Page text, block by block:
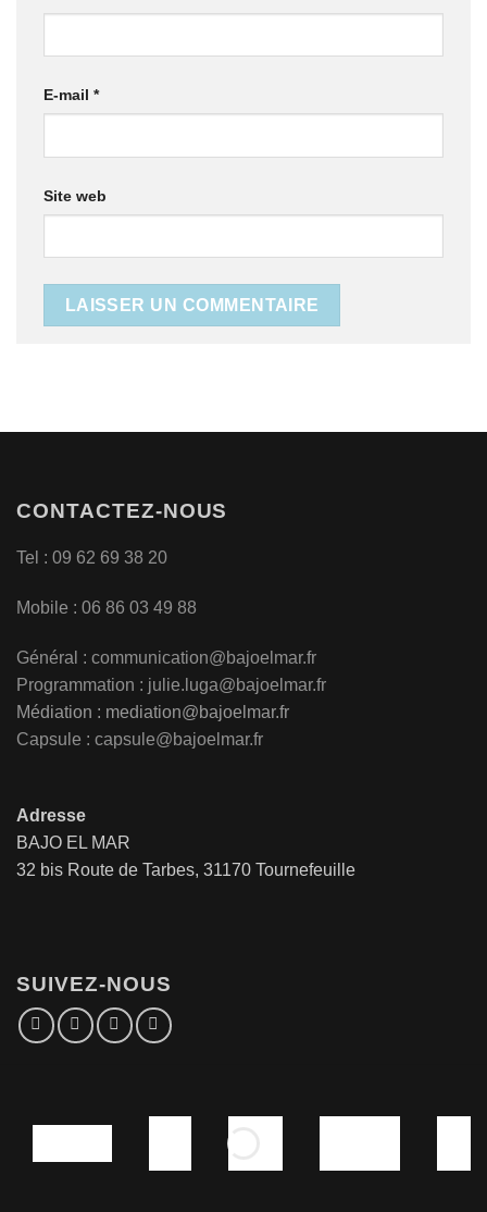
E-mail *
Site web
CONTACTEZ-NOUS
Tel : 09 62 69 38 20
Mobile : 06 86 03 49 88
Général : communication@bajoelmar.fr
Programmation : julie.luga@bajoelmar.fr
Médiation : mediation@bajoelmar.fr
Capsule : capsule@bajoelmar.fr
Adresse
BAJO EL MAR
32 bis Route de Tarbes, 31170 Tournefeuille
SUIVEZ-NOUS